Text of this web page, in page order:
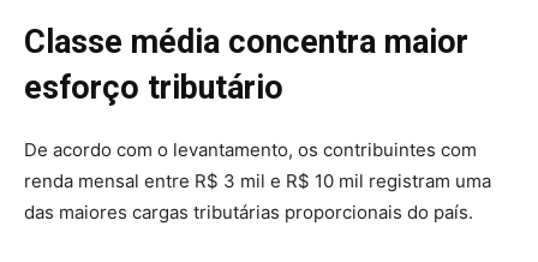
Classe média concentra maior
esforço tributário
De acordo com o levantamento, os contribuintes com
renda mensal entre R$ 3 mil e R$ 10 mil registram uma
das maiores cargas tributárias proporcionais do país.